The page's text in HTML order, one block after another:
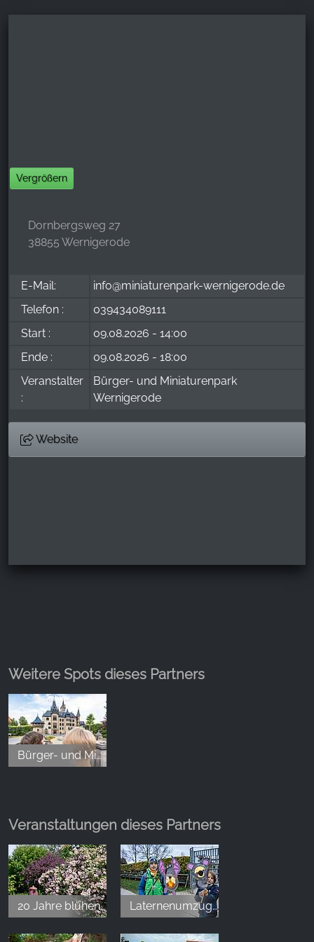
Vergrößern
Dornbergsweg 27
38855 Wernigerode
E-Mail:
info@miniaturenpark-wernigerode.de
Telefon :
039434089111
Start :
09.08.2026 - 14:00
Ende :
09.08.2026 - 18:00
Veranstalter
:
Bürger- und Miniaturenpark
Wernigerode
Website
Weitere Spots dieses Partners
Bürger- und Miniaturenpark Wernigerode
Veranstaltungen dieses Partners
20 Jahre blühende Erinnerungen Laternenumzug im Bürgerpark